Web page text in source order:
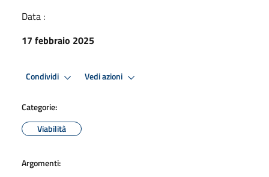
Data :
17 febbraio 2025
Condividi Vedi azioni
Categorie:
Viabilità
Argomenti: